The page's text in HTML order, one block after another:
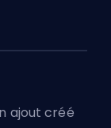
ajout créé